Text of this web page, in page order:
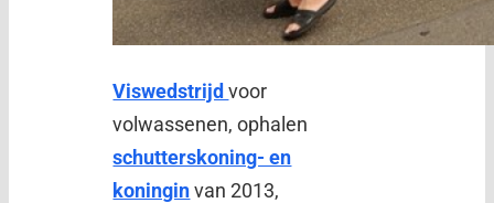
Viswedstrijdvoor
volwassenen, ophalen
schutterskoning- en
koninginvan 2013,